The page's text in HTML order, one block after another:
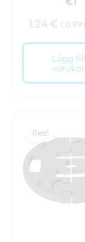
1,24 € ( 0,99
Lägg
Rea!
var: